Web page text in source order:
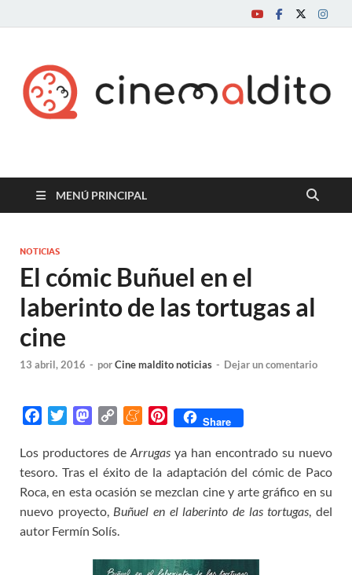
Cine maldito
MENÚ PRINCIPAL
NOTICIAS
El cómic Buñuel en el
laberinto de las tortugas al
cine
13 abril, 2016 - porCine maldito noticias - Dejar un comentario
c
e
b
o
o
i
t
t
e
r
M
s
t
o
d
o
p
y
L
i
M
n
e
a
m
P
n
t
e
r
t
Share
Los productores de Arrugas ya han encontrado su nuevo
tesoro. Tras el éxito de la adaptación del cómic de Paco
Roca, en esta ocasión se mezclan cine y arte gráfico en su
nuevo proyecto, Buñuel en el laberinto de las tortugas, del
autor Fermín Solís.